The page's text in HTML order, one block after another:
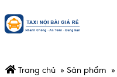
Trang chủ » Sản phẩm »